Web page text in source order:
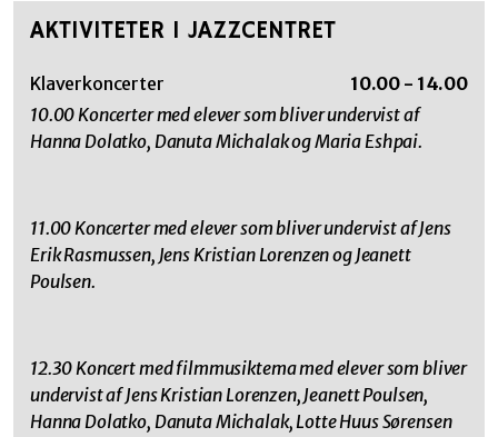
AKTIVITETER I JAZZCENTRET
Klaverkoncerter
10.00 - 14.00
10.00 Koncerter med elever som bliver undervist af
Hanna Dolatko, Danuta Michalak og Maria Eshpai.
11.00 Koncerter med elever som bliver undervist af Jens
Erik Rasmussen, Jens Kristian Lorenzen og Jeanett
Poulsen.
12.30 Koncert med filmmusiktema med elever som bliver
undervist af Jens Kristian Lorenzen, Jeanett Poulsen,
Hanna Dolatko, Danuta Michalak, Lotte Huus Sørensen